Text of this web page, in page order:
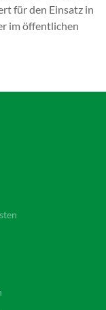
für den Einsatz in
im öffentlichen